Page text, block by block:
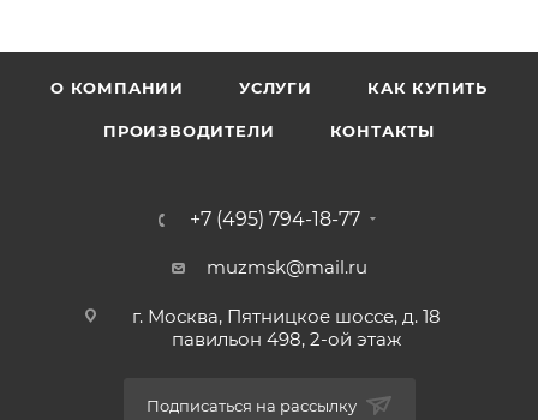
О КОМПАНИИ УСЛУГИ КАК КУПИТЬ
ПРОИЗВОДИТЕЛИ КОНТАКТЫ
+7 (495) 794-18-77
muzmsk@mail.ru
г. Москва, Пятницкое шоссе, д. 18
павильон 498, 2-ой этаж
Подписаться на рассылку